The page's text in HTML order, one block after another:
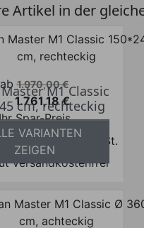
Artikel in der
Verkaufspreis
ab 1.970,00 €
Preis
1.761,18 €
Spar-Preis
inkl. ges. MwSt.
versandkostenfrei
M1 Classic
cm, rechteckig
VARIANTEN
ZEIGEN